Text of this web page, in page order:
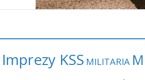
Imprezy KSS MILITARIA